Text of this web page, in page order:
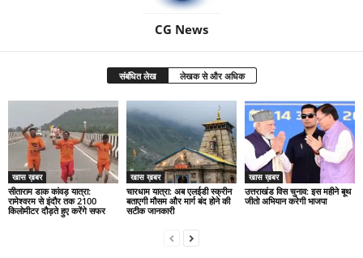
CG News
संबंधित लेख लेखक से और अधिक
खास ख़बर
सीताराम डाक कांवड़ यात्रा:
रामेश्वरम से इंदौर तक 2100
किलोमीटर दौड़ते हुए करेंगे सफर
खास ख़बर
चारधाम यात्रा: अब एलईडी स्क्रीन
बताएगी मौसम और मार्ग बंद होने की
सटीक जानकारी
खास ख़बर
उत्तराखंड विस चुनाव: इस महीने बूथ
जीतो अभियान करेगी भाजपा